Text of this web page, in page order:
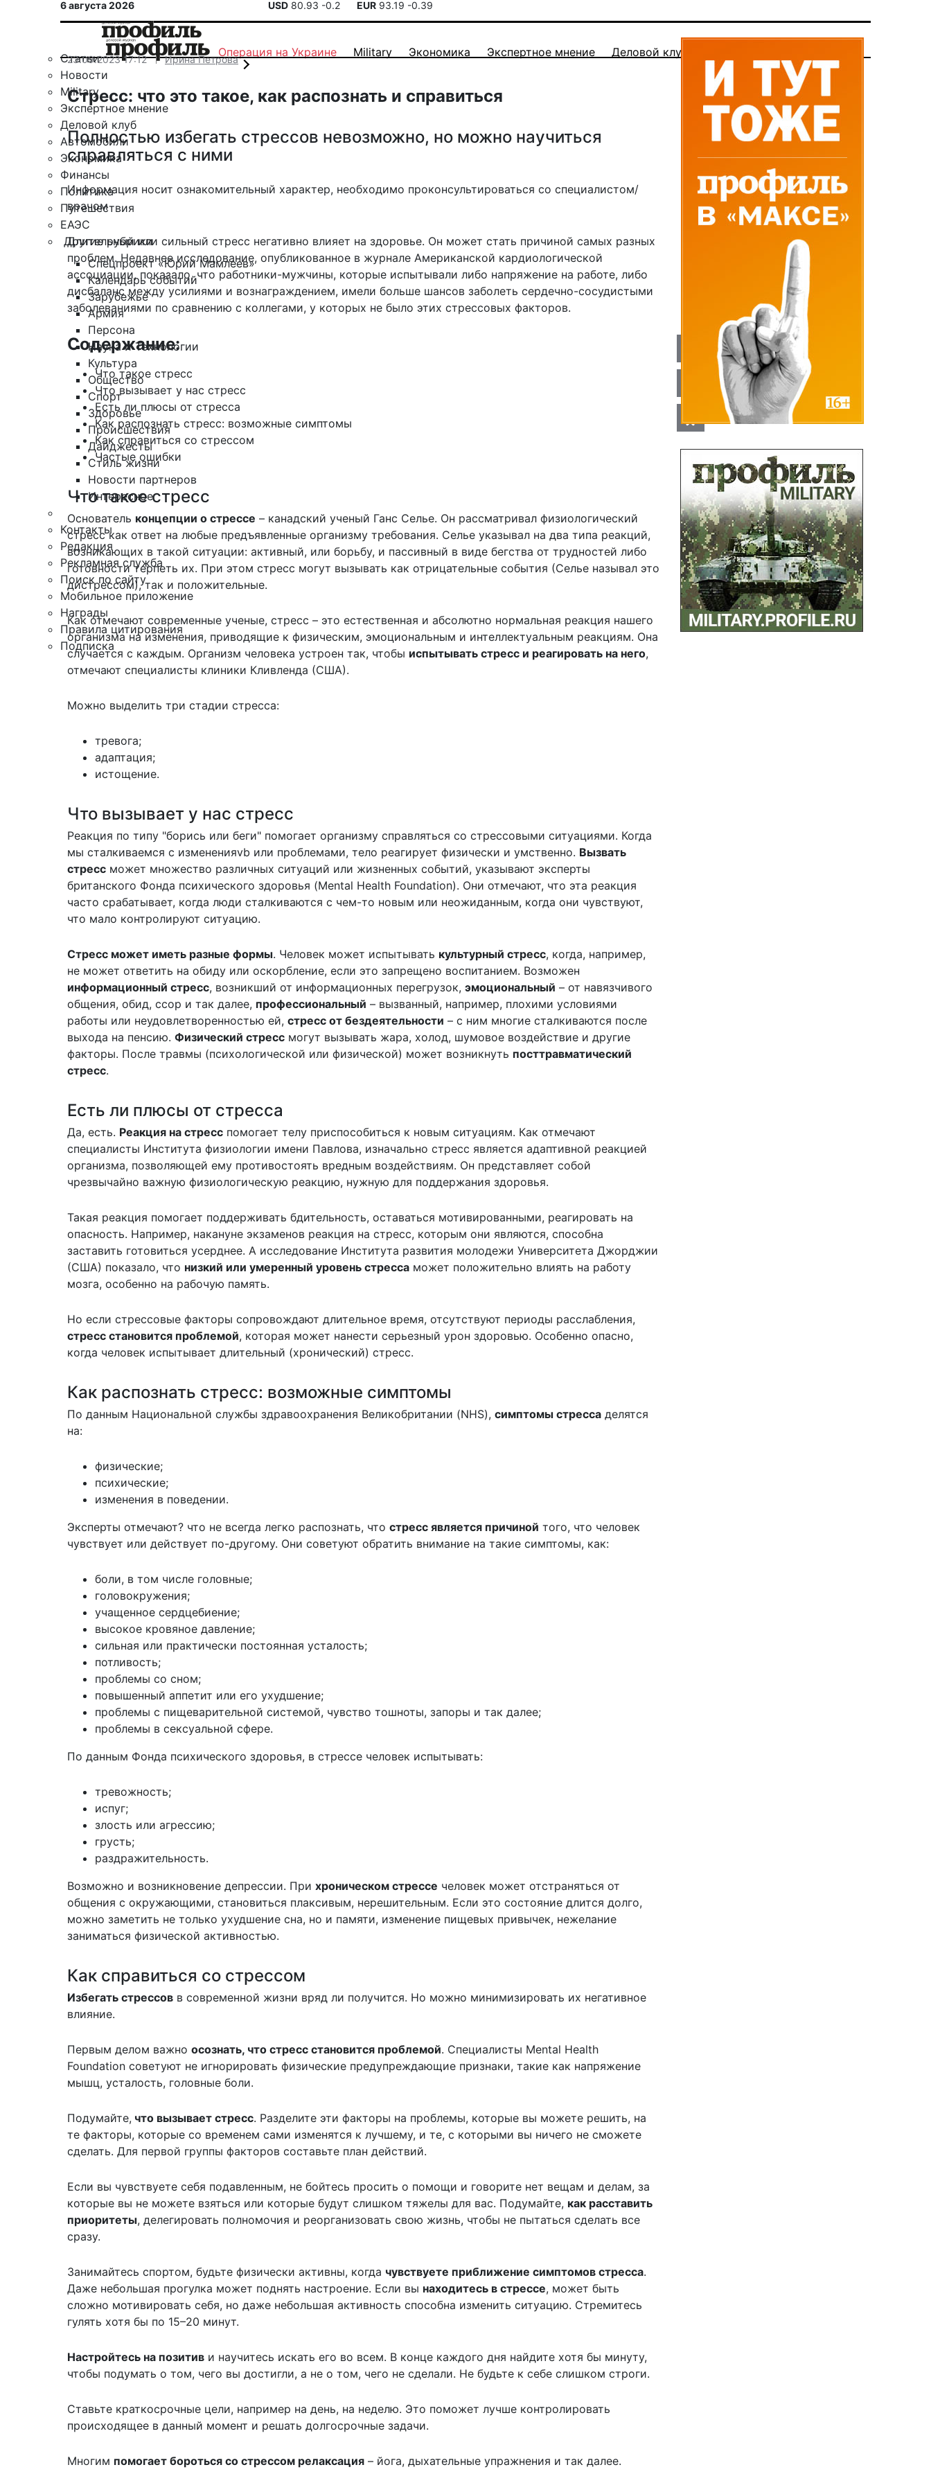
6 августа 2026 USD 80.93 -0.2 EUR 93.19 -0.39
Статьи
Новости
Military
Экспертное мнение
Деловой клуб
Автомобили
Экономика
Финансы
Политика
Путешествия
ЕАЭС
Другие рубрики
Спецпроект «Юрий Мамлеев»
Календарь событий
Зарубежье
Армия
Персона
Наука и Технологии
Культура
Общество
Спорт
Здоровье
Происшествия
Дайджесты
Стиль жизни
Новости партнеров
Интересное
Контакты
Редакция
Рекламная служба
Поиск по сайту
Мобильное приложение
Награды
Правила цитирования
Подписка
Операция на Украине Military Экономика Экспертное мнение Деловой клуб
23.09.2023 17:12 Ирина Петрова
Стресс: что это такое, как распознать и справиться
Полностью избегать стрессов невозможно, но можно научиться
справляться с ними
Информация носит ознакомительный характер, необходимо проконсультироваться со специалистом/
врачом
Длительный или сильный стресс негативно влияет на здоровье. Он может стать причиной самых разных
проблем. Недавнее исследование, опубликованное в журнале Американской кардиологической
ассоциации, показало, что работники-мужчины, которые испытывали либо напряжение на работе, либо
дисбаланс между усилиями и вознаграждением, имели больше шансов заболеть сердечно-сосудистыми
заболеваниями по сравнению с коллегами, у которых не было этих стрессовых факторов.
Содержание:
Что такое стресс
Что вызывает у нас стресс
Есть ли плюсы от стресса
Как распознать стресс: возможные симптомы
Как справиться со стрессом
Частые ошибки
Что такое стресс
Основатель концепции о стрессе – канадский ученый Ганс Селье. Он рассматривал физиологический
стресс как ответ на любые предъявленные организму требования. Селье указывал на два типа реакций,
возникающих в такой ситуации: активный, или борьбу, и пассивный в виде бегства от трудностей либо
готовности терпеть их. При этом стресс могут вызывать как отрицательные события (Селье называл это
дистрессом), так и положительные.
Как отмечают современные ученые, стресс – это естественная и абсолютно нормальная реакция нашего
организма на изменения, приводящие к физическим, эмоциональным и интеллектуальным реакциям. Она
случается с каждым. Организм человека устроен так, чтобы испытывать стресс и реагировать на него,
отмечают специалисты клиники Кливленда (США).
Можно выделить три стадии стресса:
тревога;
адаптация;
истощение.
Что вызывает у нас стресс
Реакция по типу "борись или беги" помогает организму справляться со стрессовыми ситуациями. Когда
мы сталкиваемся с измененияvb или проблемами, тело реагирует физически и умственно. Вызвать
стресс может множество различных ситуаций или жизненных событий, указывают эксперты
британского Фонда психического здоровья (Mental Health Foundation). Они отмечают, что эта реакция
часто срабатывает, когда люди сталкиваются с чем-то новым или неожиданным, когда они чувствуют,
что мало контролируют ситуацию.
Стресс может иметь разные формы. Человек может испытывать культурный стресс, когда, например,
не может ответить на обиду или оскорбление, если это запрещено воспитанием. Возможен
информационный стресс, возникший от информационных перегрузок, эмоциональный – от навязчивого
общения, обид, ссор и так далее, профессиональный – вызванный, например, плохими условиями
работы или неудовлетворенностью ей, стресс от бездеятельности – с ним многие сталкиваются после
выхода на пенсию. Физический стресс могут вызывать жара, холод, шумовое воздействие и другие
факторы. После травмы (психологической или физической) может возникнуть посттравматический
стресс.
Есть ли плюсы от стресса
Да, есть. Реакция на стресс помогает телу приспособиться к новым ситуациям. Как отмечают
специалисты Института физиологии имени Павлова, изначально стресс является адаптивной реакцией
организма, позволяющей ему противостоять вредным воздействиям. Он представляет собой
чрезвычайно важную физиологическую реакцию, нужную для поддержания здоровья.
Такая реакция помогает поддерживать бдительность, оставаться мотивированными, реагировать на
опасность. Например, накануне экзаменов реакция на стресс, которым они являются, способна
заставить готовиться усерднее. А исследование Института развития молодежи Университета Джорджии
(США) показало, что низкий или умеренный уровень стресса может положительно влиять на работу
мозга, особенно на рабочую память.
Но если стрессовые факторы сопровождают длительное время, отсутствуют периоды расслабления,
стресс становится проблемой, которая может нанести серьезный урон здоровью. Особенно опасно,
когда человек испытывает длительный (хронический) стресс.
Как распознать стресс: возможные симптомы
По данным Национальной службы здравоохранения Великобритании (NHS), симптомы стресса делятся
на:
физические;
психические;
изменения в поведении.
Эксперты отмечают? что не всегда легко распознать, что стресс является причиной того, что человек
чувствует или действует по-другому. Они советуют обратить внимание на такие симптомы, как:
боли, в том числе головные;
головокружения;
учащенное сердцебиение;
высокое кровяное давление;
сильная или практически постоянная усталость;
потливость;
проблемы со сном;
повышенный аппетит или его ухудшение;
проблемы с пищеварительной системой, чувство тошноты, запоры и так далее;
проблемы в сексуальной сфере.
По данным Фонда психического здоровья, в стрессе человек испытывать:
тревожность;
испуг;
злость или агрессию;
грусть;
раздражительность.
Возможно и возникновение депрессии. При хроническом стрессе человек может отстраняться от
общения с окружающими, становиться плаксивым, нерешительным. Если это состояние длится долго,
можно заметить не только ухудшение сна, но и памяти, изменение пищевых привычек, нежелание
заниматься физической активностью.
Как справиться со стрессом
Избегать стрессов в современной жизни вряд ли получится. Но можно минимизировать их негативное
влияние.
Первым делом важно осознать, что стресс становится проблемой. Специалисты Mental Health
Foundation советуют не игнорировать физические предупреждающие признаки, такие как напряжение
мышц, усталость, головные боли.
Подумайте, что вызывает стресс. Разделите эти факторы на проблемы, которые вы можете решить, на
те факторы, которые со временем сами изменятся к лучшему, и те, с которыми вы ничего не сможете
сделать. Для первой группы факторов составьте план действий.
Если вы чувствуете себя подавленным, не бойтесь просить о помощи и говорите нет вещам и делам, за
которые вы не можете взяться или которые будут слишком тяжелы для вас. Подумайте, как расставить
приоритеты, делегировать полномочия и реорганизовать свою жизнь, чтобы не пытаться сделать все
сразу.
Занимайтесь спортом, будьте физически активны, когда чувствуете приближение симптомов стресса.
Даже небольшая прогулка может поднять настроение. Если вы находитесь в стрессе, может быть
сложно мотивировать себя, но даже небольшая активность способна изменить ситуацию. Стремитесь
гулять хотя бы по 15–20 минут.
Настройтесь на позитив и научитесь искать его во всем. В конце каждого дня найдите хотя бы минуту,
чтобы подумать о том, чего вы достигли, а не о том, чего не сделали. Не будьте к себе слишком строги.
Ставьте краткосрочные цели, например на день, на неделю. Это поможет лучше контролировать
происходящее в данный момент и решать долгосрочные задачи.
Многим помогает бороться со стрессом релаксация – йога, дыхательные упражнения и так далее.